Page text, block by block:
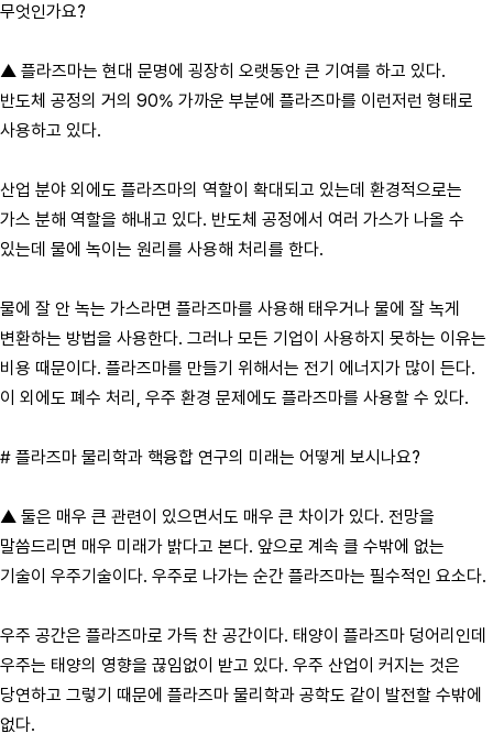
무엇인가요?
▲ 플라즈마는 현대 문명에 굉장히 오랫동안 큰 기여를 하고 있다.
반도체 공정의 거의 90% 가까운 부분에 플라즈마를 이런저런 형태로
사용하고 있다.
산업 분야 외에도 플라즈마의 역할이 확대되고 있는데 환경적으로는
가스 분해 역할을 해내고 있다. 반도체 공정에서 여러 가스가 나올 수
있는데 물에 녹이는 원리를 사용해 처리를 한다.
물에 잘 안 녹는 가스라면 플라즈마를 사용해 태우거나 물에 잘 녹게
변환하는 방법을 사용한다. 그러나 모든 기업이 사용하지 못하는 이유는
비용 때문이다. 플라즈마를 만들기 위해서는 전기 에너지가 많이 든다.
이 외에도 폐수 처리, 우주 환경 문제에도 플라즈마를 사용할 수 있다.
# 플라즈마 물리학과 핵융합 연구의 미래는 어떻게 보시나요?
▲ 둘은 매우 큰 관련이 있으면서도 매우 큰 차이가 있다. 전망을
말씀드리면 매우 미래가 밝다고 본다. 앞으로 계속 클 수밖에 없는
기술이 우주기술이다. 우주로 나가는 순간 플라즈마는 필수적인 요소다.
우주 공간은 플라즈마로 가득 찬 공간이다. 태양이 플라즈마 덩어리인데
우주는 태양의 영향을 끊임없이 받고 있다. 우주 산업이 커지는 것은
당연하고 그렇기 때문에 플라즈마 물리학과 공학도 같이 발전할 수밖에
없다.